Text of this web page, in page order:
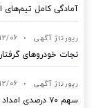
آمادگی کامل تیم‌های
رپورتاژ آگهی •
06
نجات خودروهای
رپورتاژ آگهی •
06
سهم ۷۰ درصدی امداد خودرو ساوه در پیشگیری از حوادث جاده‌ای